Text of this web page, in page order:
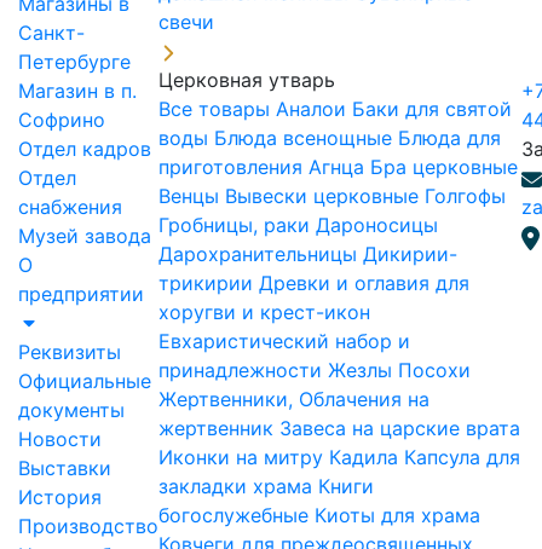
Санкт-
Петербурге
Магазин в п.
Софрино
Отдел кадров
Отдел
снабжения
Музей завода
О
предприятии
Реквизиты
Официальные
документы
Новости
Выставки
История
Производство
свечи
Церковная утварь
Все товары Аналои Баки для святой
воды Блюда всенощные Блюда для
приготовления Агнца Бра церковные
Венцы Вывески церковные Голгофы
Гробницы, раки Дароносицы
Дарохранительницы Дикирии-
трикирии Древки и оглавия для
хоругви и крест-икон
Евхаристический набор и
принадлежности Жезлы Посохи
Жертвенники, Облачения на
жертвенник Завеса на царские врата
Иконки на митру Кадила Капсула для
закладки храма Книги
богослужебные Киоты для храма
Ковчеги для преждеосвященных